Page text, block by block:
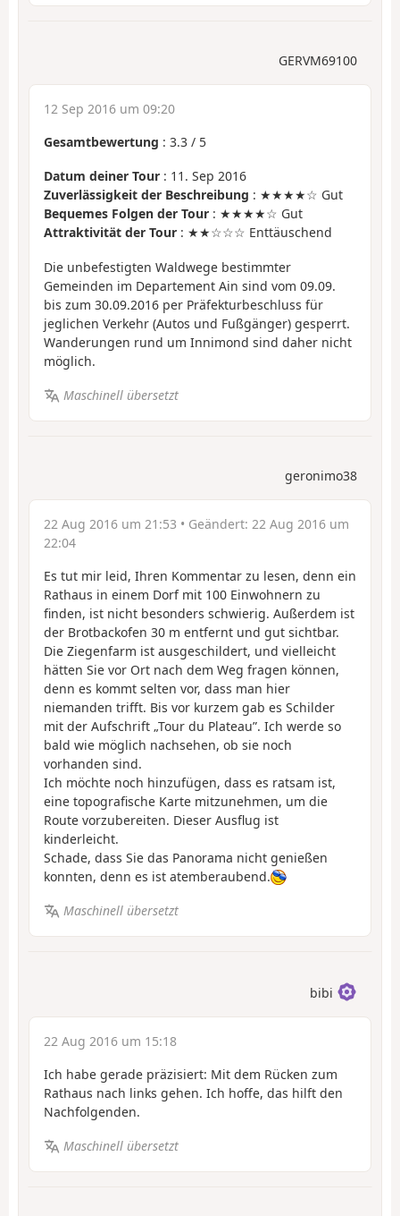
GERVM69100
12 Sep 2016 um 09:20
Gesamtbewertung : 3.3 / 5
Datum deiner Tour : 11. Sep 2016
Zuverlässigkeit der Beschreibung : ★★★★☆ Gut
Bequemes Folgen der Tour : ★★★★☆ Gut
Attraktivität der Tour : ★★☆☆☆ Enttäuschend
Die unbefestigten Waldwege bestimmter
Gemeinden im Departement Ain sind vom 09.09.
bis zum 30.09.2016 per Präfekturbeschluss für
jeglichen Verkehr (Autos und Fußgänger) gesperrt.
Wanderungen rund um Innimond sind daher nicht
möglich.
Maschinell übersetzt
geronimo38
22 Aug 2016 um 21:53 • Geändert: 22 Aug 2016 um
22:04
Es tut mir leid, Ihren Kommentar zu lesen, denn ein
Rathaus in einem Dorf mit 100 Einwohnern zu
finden, ist nicht besonders schwierig. Außerdem ist
der Brotbackofen 30 m entfernt und gut sichtbar.
Die Ziegenfarm ist ausgeschildert, und vielleicht
hätten Sie vor Ort nach dem Weg fragen können,
denn es kommt selten vor, dass man hier
niemanden trifft. Bis vor kurzem gab es Schilder
mit der Aufschrift „Tour du Plateau”. Ich werde so
bald wie möglich nachsehen, ob sie noch
vorhanden sind.
Ich möchte noch hinzufügen, dass es ratsam ist,
eine topografische Karte mitzunehmen, um die
Route vorzubereiten. Dieser Ausflug ist
kinderleicht.
Schade, dass Sie das Panorama nicht genießen
konnten, denn es ist atemberaubend.
Maschinell übersetzt
bibi
22 Aug 2016 um 15:18
Ich habe gerade präzisiert: Mit dem Rücken zum
Rathaus nach links gehen. Ich hoffe, das hilft den
Nachfolgenden.
Maschinell übersetzt